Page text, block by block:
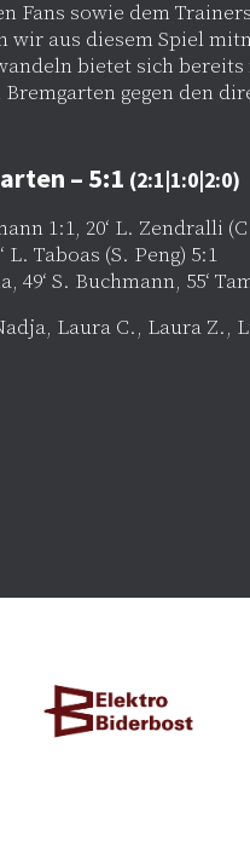
Fans sowie dem
aus diesem Spiel
bietet sich bereits
gegen den
– 5:1 (2:1|1:0|2:0)
1:1, 20‘ L. Zendralli
L. Taboas (S. Peng) 5:1
49‘ S. Buchmann, 55‘
Laura C., Laura Z.,